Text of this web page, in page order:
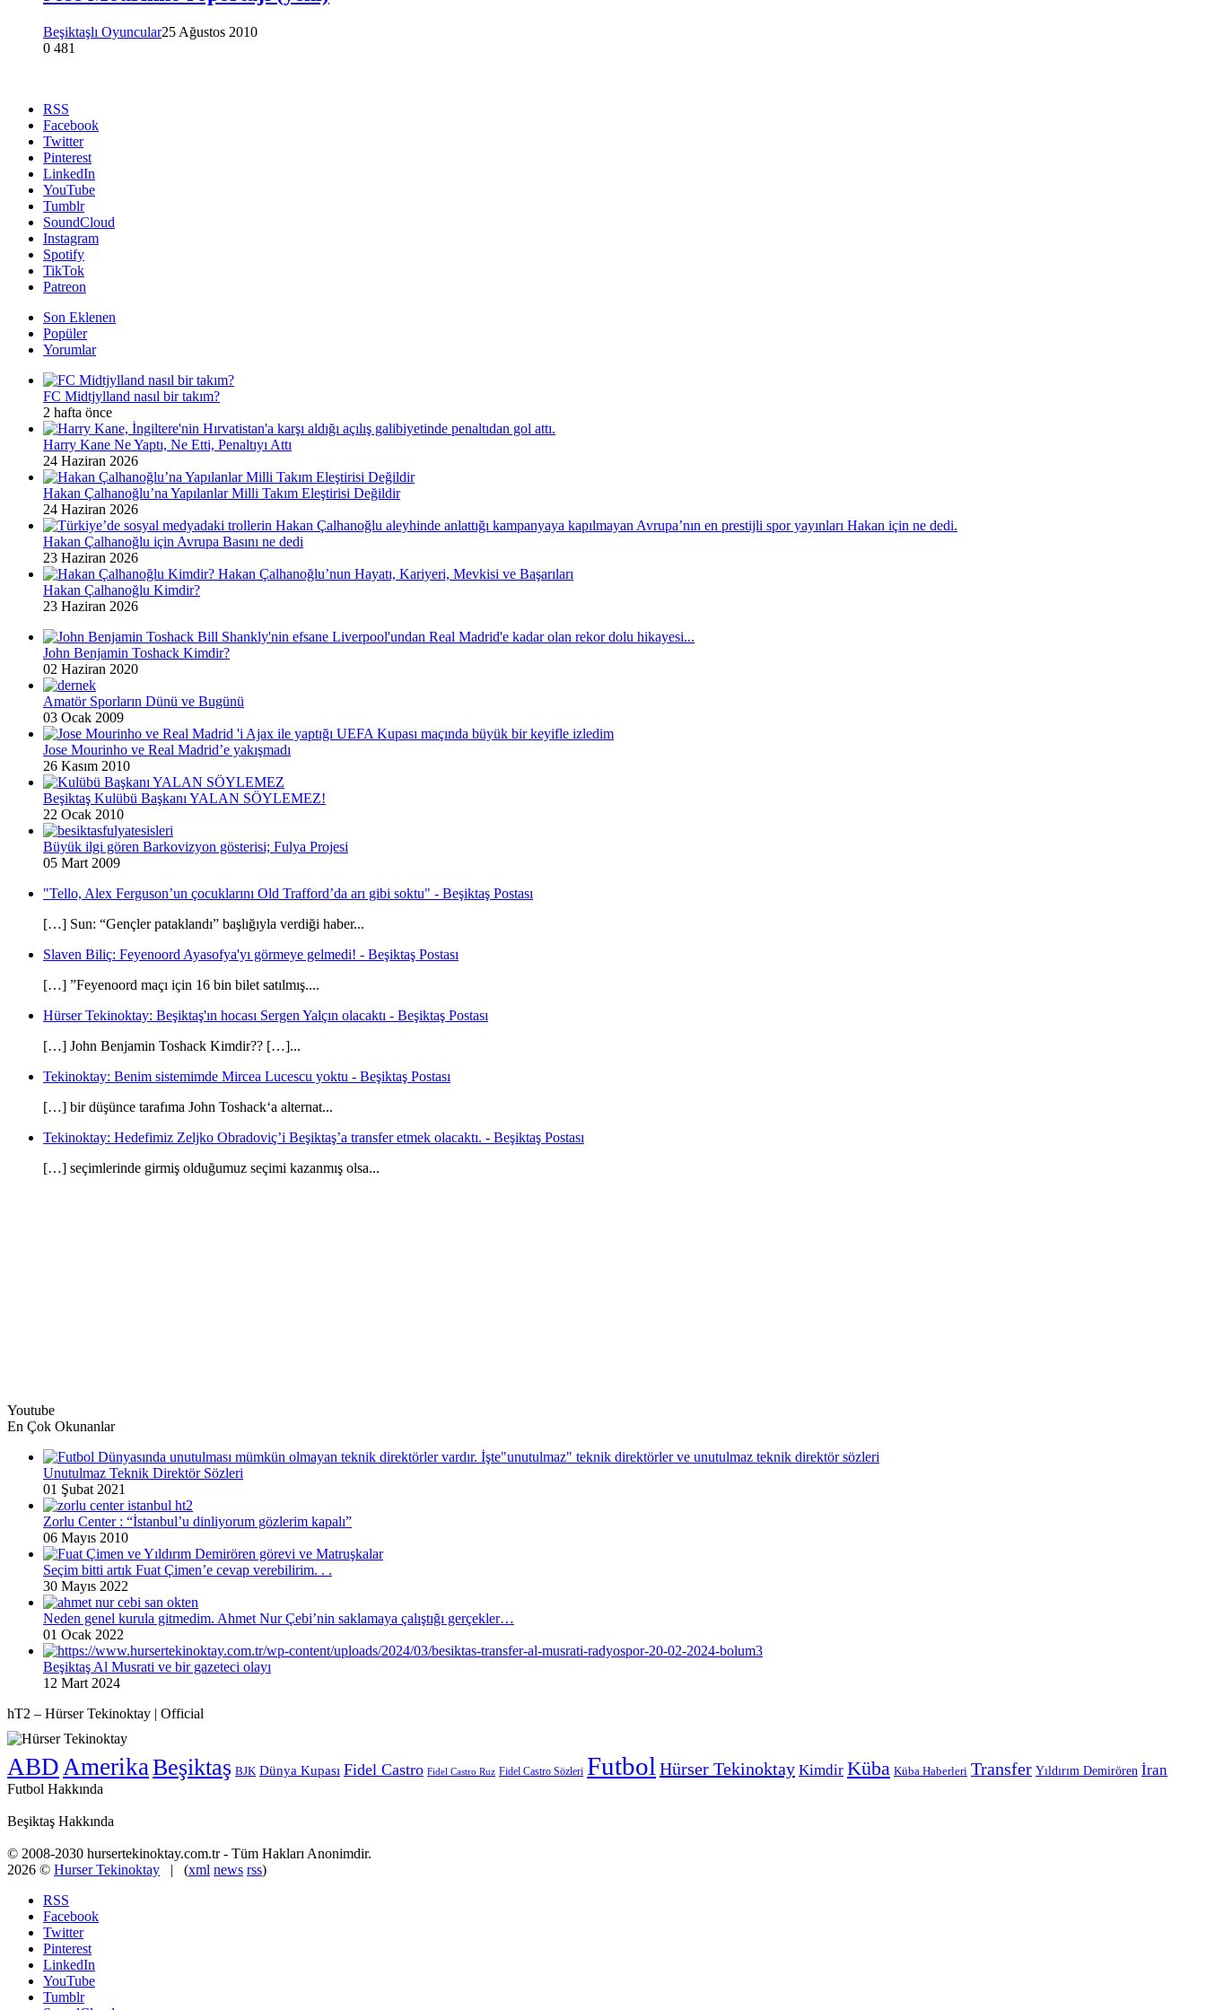
Beşiktaşlı Oyuncular25 Ağustos 2010
0 481
RSS
Facebook
Twitter
Pinterest
LinkedIn
YouTube
Tumblr
SoundCloud
Instagram
Spotify
TikTok
Patreon
Son Eklenen
Popüler
Yorumlar
FC Midtjylland nasıl bir takım?
2 hafta önce
Harry Kane Ne Yaptı, Ne Etti, Penaltıyı Attı
24 Haziran 2026
Hakan Çalhanoğlu’na Yapılanlar Milli Takım Eleştirisi Değildir
24 Haziran 2026
Hakan Çalhanoğlu için Avrupa Basını ne dedi
23 Haziran 2026
Hakan Çalhanoğlu Kimdir?
23 Haziran 2026
John Benjamin Toshack Kimdir?
02 Haziran 2020
Amatör Sporların Dünü ve Bugünü
03 Ocak 2009
Jose Mourinho ve Real Madrid’e yakışmadı
26 Kasım 2010
Beşiktaş Kulübü Başkanı YALAN SÖYLEMEZ!
22 Ocak 2010
Büyük ilgi gören Barkovizyon gösterisi; Fulya Projesi
05 Mart 2009
"Tello, Alex Ferguson’un çocuklarını Old Trafford’da arı gibi soktu" - Beşiktaş Postası
[…] Sun: “Gençler pataklandı” başlığıyla verdiği haber...
Slaven Biliç: Feyenoord Ayasofya'yı görmeye gelmedi! - Beşiktaş Postası
[…] ”Feyenoord maçı için 16 bin bilet satılmış....
Hürser Tekinoktay: Beşiktaş'ın hocası Sergen Yalçın olacaktı - Beşiktaş Postası
[…] John Benjamin Toshack Kimdir?? […]...
Tekinoktay: Benim sistemimde Mircea Lucescu yoktu - Beşiktaş Postası
[…] bir düşünce tarafıma John Toshack‘a alternat...
Tekinoktay: Hedefimiz Zeljko Obradoviç’i Beşiktaş’a transfer etmek olacaktı. - Beşiktaş Postası
[…] seçimlerinde girmiş olduğumuz seçimi kazanmış olsa...
Youtube
En Çok Okunanlar
Unutulmaz Teknik Direktör Sözleri
01 Şubat 2021
Zorlu Center : “İstanbul’u dinliyorum gözlerim kapalı”
06 Mayıs 2010
Seçim bitti artık Fuat Çimen’e cevap verebilirim. . .
30 Mayıs 2022
Neden genel kurula gitmedim. Ahmet Nur Çebi’nin saklamaya çalıştığı gerçekler…
01 Ocak 2022
Beşiktaş Al Musrati ve bir gazeteci olayı
12 Mart 2024
hT2 – Hürser Tekinoktay | Official
ABD Amerika Beşiktaş BJK Dünya Kupası Fidel Castro Fidel Castro Ruz Fidel Castro Sözleri Futbol Hürser Tekinoktay Kimdir Küba Küba Haberleri Transfer Yıldırım Demirören İran
Futbol Hakkında
Beşiktaş Hakkında
© 2008-2030 hursertekinoktay.com.tr - Tüm Hakları Anonimdir.
2026 © Hurser Tekinoktay | (xml news rss)
RSS
Facebook
Twitter
Pinterest
LinkedIn
YouTube
Tumblr